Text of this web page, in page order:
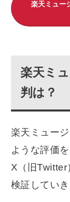
楽天ミュー
楽天ミ
判は？
楽天ミュー
ような評価
X（旧Twitter
検証していき